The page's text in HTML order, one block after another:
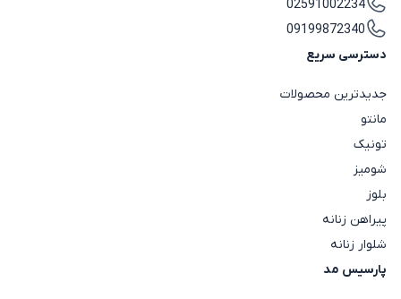
02591002234
09199872340
دسترسی سریع
جدیدترین محصولات
مانتو
تونیک
شومیز
بلوز
پیراهن زنانه
شلوار زنانه
پارسیس مد